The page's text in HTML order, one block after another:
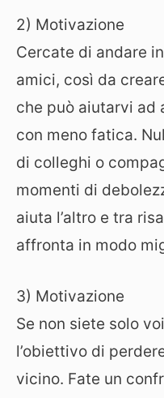
2) Motivazione
Cercate di andare
amici, così da
che può aiutarvi ad
con meno fatica.
di colleghi o
momenti di
aiuta l’altro e tra
affronta in modo
3) Motivazione
Se non siete solo
l’obiettivo di
vicino. Fate un